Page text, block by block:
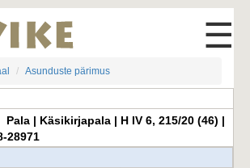
☰
Asunduste pärimus
Pala | Käsikirjapala | H IV 6, 215/20 (46) |
28971